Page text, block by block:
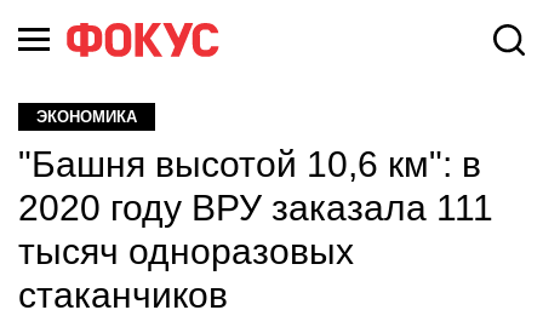
ЭКОНОМИКА
"Башня высотой 10,6 км": в
2020 году ВРУ заказала 111
тысяч одноразовых
стаканчиков